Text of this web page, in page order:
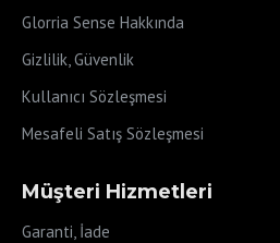
Glorria Sense Hakkında
Gizlilik, Güvenlik
Kullanıcı Sözleşmesi
Mesafeli Satış Sözleşmesi
Müşteri Hizmetleri
Garanti, İade